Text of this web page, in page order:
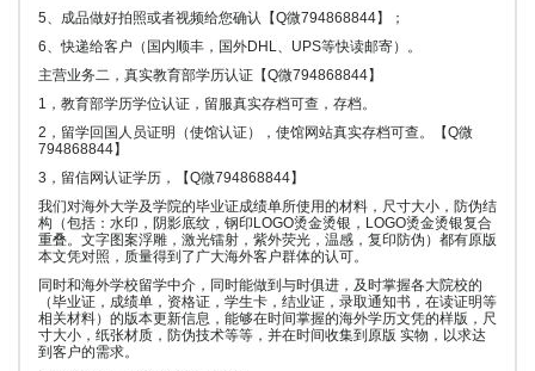
5、成品做好拍照或者视频给您确认【Q微794868844】；
6、快递给客户（国内顺丰，国外DHL、UPS等快读邮寄）。
主营业务二，真实教育部学历认证【Q微794868844】
1，教育部学历学位认证，留服真实存档可查，存档。
2，留学回国人员证明（使馆认证），使馆网站真实存档可查。【Q微
794868844】
3，留信网认证学历，【Q微794868844】
我们对海外大学及学院的毕业证成绩单所使用的材料，尺寸大小，防伪结
构（包括：水印，阴影底纹，钢印LOGO烫金烫银，LOGO烫金烫银复合
重叠。文字图案浮雕，激光镭射，紫外荧光，温感，复印防伪）都有原版
本文凭对照，质量得到了广大海外客户群体的认可。
同时和海外学校留学中介，同时能做到与时俱进，及时掌握各大院校的
（毕业证，成绩单，资格证，学生卡，结业证，录取通知书，在读证明等
相关材料）的版本更新信息，能够在时间掌握的海外学历文凭的样版，尺
寸大小，纸张材质，防伪技术等等，并在时间收集到原版 实物，以求达
到客户的需求。